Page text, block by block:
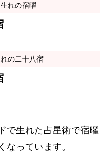
れの宿曜
の二十八宿
で生れた占星術で宿曜
なっています。